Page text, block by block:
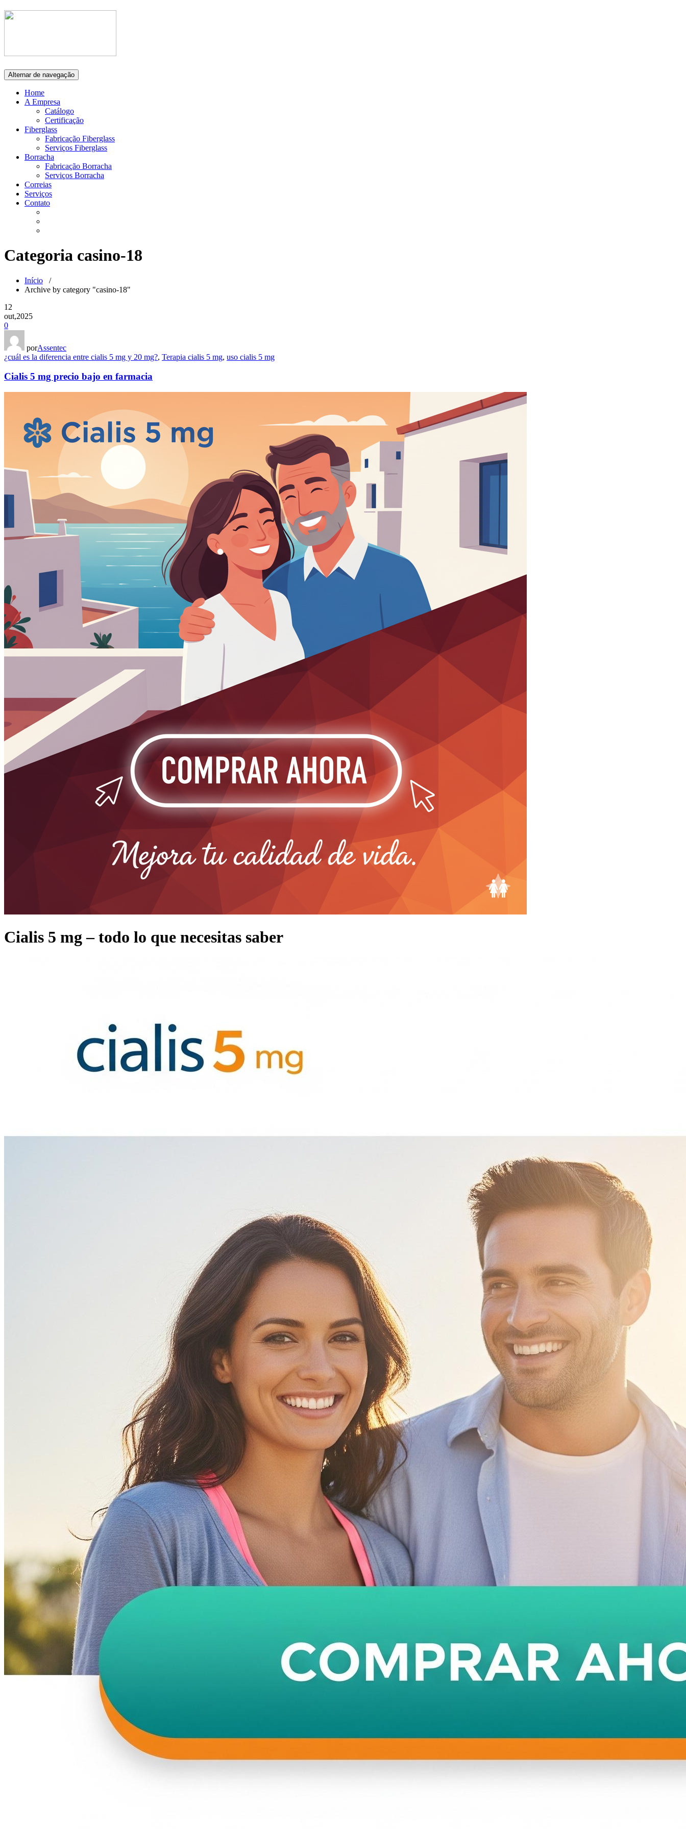
Alternar de navegação
Home
A Empresa
Catálogo
Certificação
Fiberglass
Fabricação Fiberglass
Serviços Fiberglass
Borracha
Fabricação Borracha
Serviços Borracha
Correias
Serviços
Contato
Categoria casino-18
Início /
Archive by category "casino-18"
12
out,2025
0
porAssentec
¿cuál es la diferencia entre cialis 5 mg y 20 mg?, Terapia cialis 5 mg, uso cialis 5 mg
Cialis 5 mg precio bajo en farmacia
Cialis 5 mg – todo lo que necesitas saber